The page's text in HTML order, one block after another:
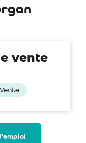
vente
Vente